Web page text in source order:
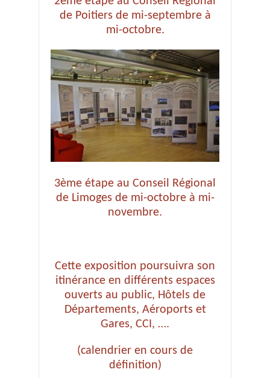
de Poitiers de mi-septembre à
mi-octobre.
3ème étape au Conseil Régional
de Limoges de mi-octobre à mi-
novembre.
Cette exposition poursuivra son
itinérance en différents espaces
ouverts au public, Hôtels de
Départements, Aéroports et
Gares, CCI, ….
(calendrier en cours de
définition)